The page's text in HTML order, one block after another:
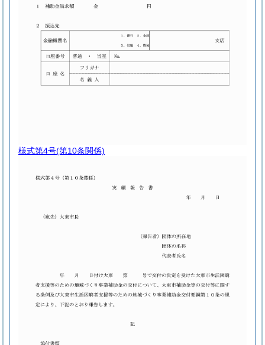
様式第4号(第10条関係)